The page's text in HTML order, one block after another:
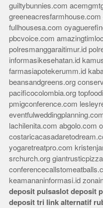
guiltybunnies.com
greeneacresfarmhouse.com
fullhousesa.com
pbcvoice.com
polresmanggaraitimur.id
informasikesehatan.id
farmasiapotekerumm.id
beansandgreens.org
pacificocolombia.org
pmigconference.com
lachilenita.com abgolo.com
yogaretreatpro.com
srchurch.org
keamananinformasi.id
deposit pulsaslot deposit
deposit tri link alternatif